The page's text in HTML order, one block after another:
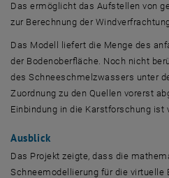
Das ermöglicht das Aufstellen von
zur Berechnung der
Das Modell liefert die Menge des
der Bodenoberfläche. Noch nicht
des Schneeschmelzwassers unter
Zuordnung zu den Quellen vorerst
Einbindung in die Karstforschung ist
Ausblick
Das Projekt zeigte, dass die
Schneemodellierung für die virtuelle